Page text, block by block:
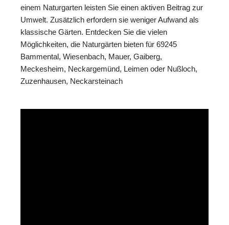
einem Naturgarten leisten Sie einen aktiven Beitrag zur
Umwelt. Zusätzlich erfordern sie weniger Aufwand als
klassische Gärten. Entdecken Sie die vielen
Möglichkeiten, die Naturgärten bieten für 69245
Bammental, Wiesenbach, Mauer, Gaiberg,
Meckesheim, Neckargemünd, Leimen oder Nußloch,
Zuzenhausen, Neckarsteinach